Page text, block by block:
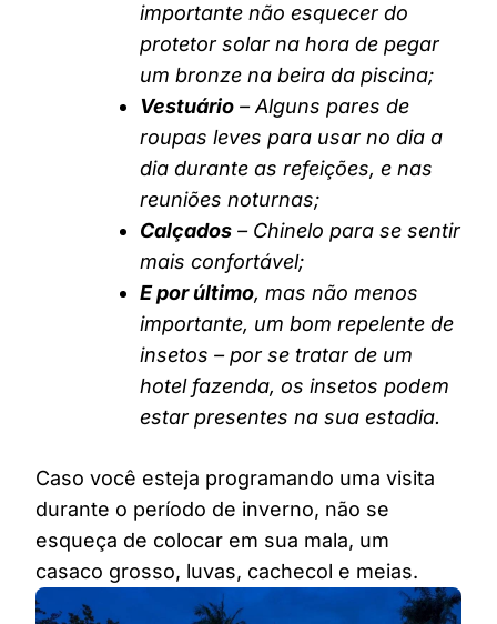
importante não esquecer do
protetor solar na hora de pegar
um bronze na beira da piscina;
Vestuário – Alguns pares de
roupas leves para usar no dia a
dia durante as refeições, e nas
reuniões noturnas;
Calçados – Chinelo para se sentir
mais confortável;
E por último, mas não menos
importante, um bom repelente de
insetos – por se tratar de um
hotel fazenda, os insetos podem
estar presentes na sua estadia.
Caso você esteja programando uma visita
durante o período de inverno, não se
esqueça de colocar em sua mala, um
casaco grosso, luvas, cachecol e meias.